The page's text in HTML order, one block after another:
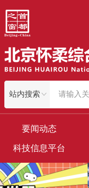
要闻动态
科技信息平台